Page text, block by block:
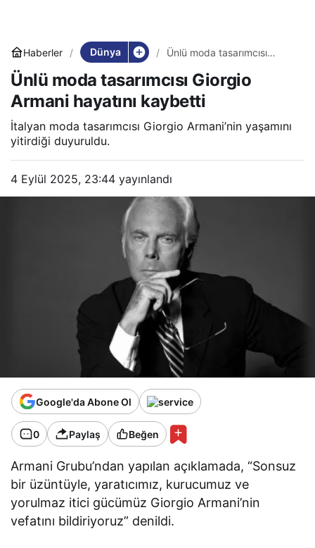
Haberler Dünya
Ünlü moda tasarımcısı
kaybetti
Ünlü moda tasarımcısı Giorgio
Armani hayatını kaybetti
İtalyan moda tasarımcısı Giorgio Armani’nin yaşamını
yitirdiği duyuruldu.
4 Eylül 2025, 23:44 yayınlandı
Google'da Abone Ol
0 Paylaş Beğen
Armani Grubu’ndan yapılan açıklamada, “Sonsuz
bir üzüntüyle, yaratıcımız, kurucumuz ve
yorulmaz itici gücümüz Giorgio Armani’nin
vefatını bildiriyoruz” denildi.